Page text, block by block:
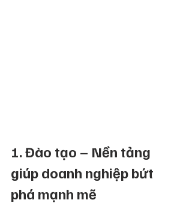
1. Đào tạo – Nền tảng
giúp doanh nghiệp bứt
phá mạnh mẽ